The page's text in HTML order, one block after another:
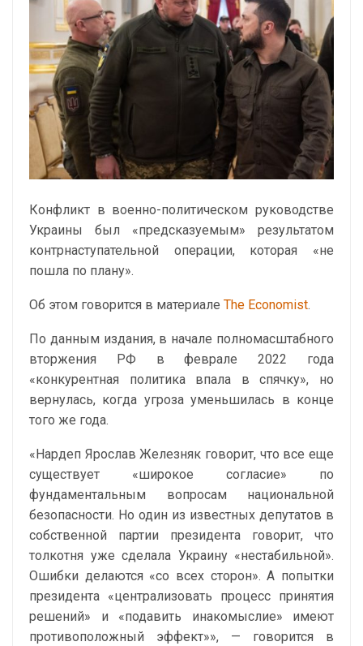
Конфликт в военно-политическом руководстве
Украины был «предсказуемым» результатом
контрнаступательной операции, которая «не
пошла по плану».
Об этом говорится в материале The Economist.
По данным издания, в начале полномасштабного
вторжения РФ в феврале 2022 года
«конкурентная политика впала в спячку», но
вернулась, когда угроза уменьшилась в конце
того же года.
«Нардеп Ярослав Железняк говорит, что все еще
существует «широкое согласие» по
фундаментальным вопросам национальной
безопасности. Но один из известных депутатов в
собственной партии президента говорит, что
толкотня уже сделала Украину «нестабильной».
Ошибки делаются «со всех сторон». А попытки
президента «централизовать процесс принятия
решений» и «подавить инакомыслие» имеют
противоположный эффект»», — говорится в